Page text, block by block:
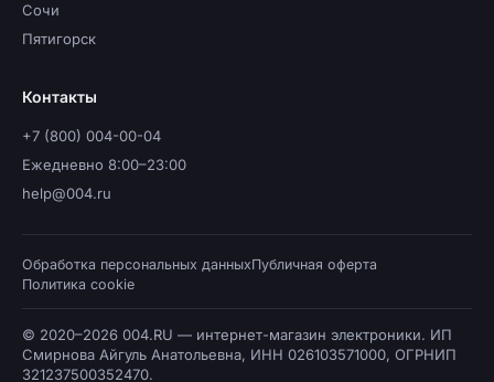
Сочи
Пятигорск
Контакты
+7 (800) 004-00-04
Ежедневно 8:00–23:00
help@004.ru
Обработка персональных данныхПубличная оферта
Политика cookie
© 2020–2026 004.RU — интернет-магазин электроники. ИП
Смирнова Айгуль Анатольевна, ИНН 026103571000, ОГРНИП
321237500352470.